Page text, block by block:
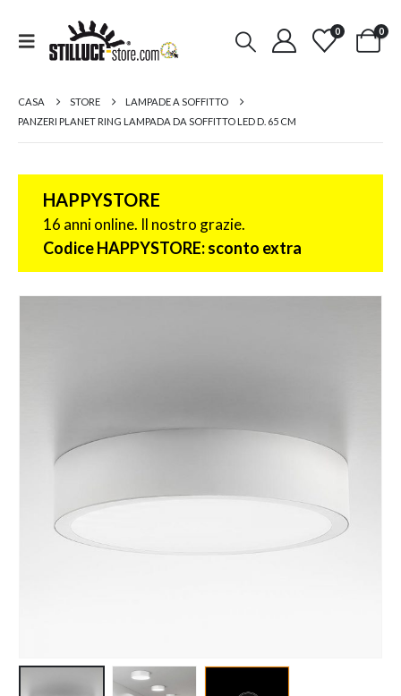
0 0
CASA STORE
LAMPADE A SOFFITTO
PANZERI PLANET RING LAMPADA DA SOFFITTO LED D. 65 CM
HAPPYSTORE
16 anni online. Il nostro grazie.
Codice HAPPYSTORE: sconto extra